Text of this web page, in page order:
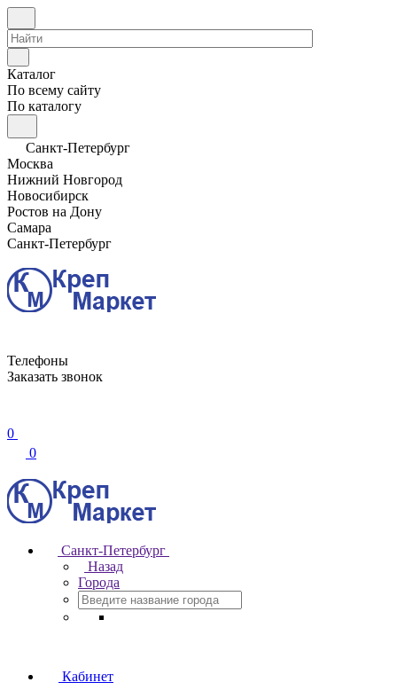
Каталог
По всему сайту
По каталогу
Санкт-Петербург
Москва
Нижний Новгород
Новосибирск
Ростов на Дону
Самара
Санкт-Петербург
Телефоны
Заказать звонок
0
0
Санкт-Петербург
Назад
Города
Кабинет